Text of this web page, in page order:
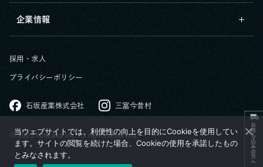
お持ち込みの方へ
企業情報
採用・求人
プライバシーポリシー
石坂産業株式会社 三富今昔村
© 2025 Ishizaka Inc. All rights reserved.
当ウェブサイトでは、利便性の向上を目的にCookieを使用してい
ます。サイトの閲覧を続けた場合、Cookieの使用を承諾したもの
とみなされます。